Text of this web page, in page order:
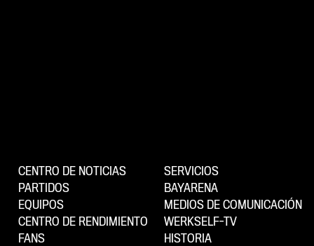
CENTRO DE NOTICIAS
PARTIDOS
EQUIPOS
CENTRO DE RENDIMIENTO
FANS
SERVICIOS
BAYARENA
MEDIOS DE COMUNICACIÓN
WERKSELF-TV
HISTORIA